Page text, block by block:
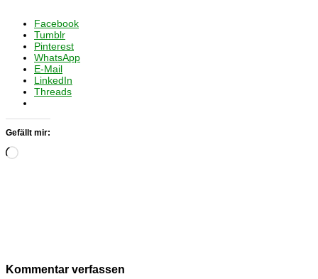
Facebook
Tumblr
Pinterest
WhatsApp
E-Mail
LinkedIn
Threads
Gefällt mir:
Wird
Kommentar verfassen